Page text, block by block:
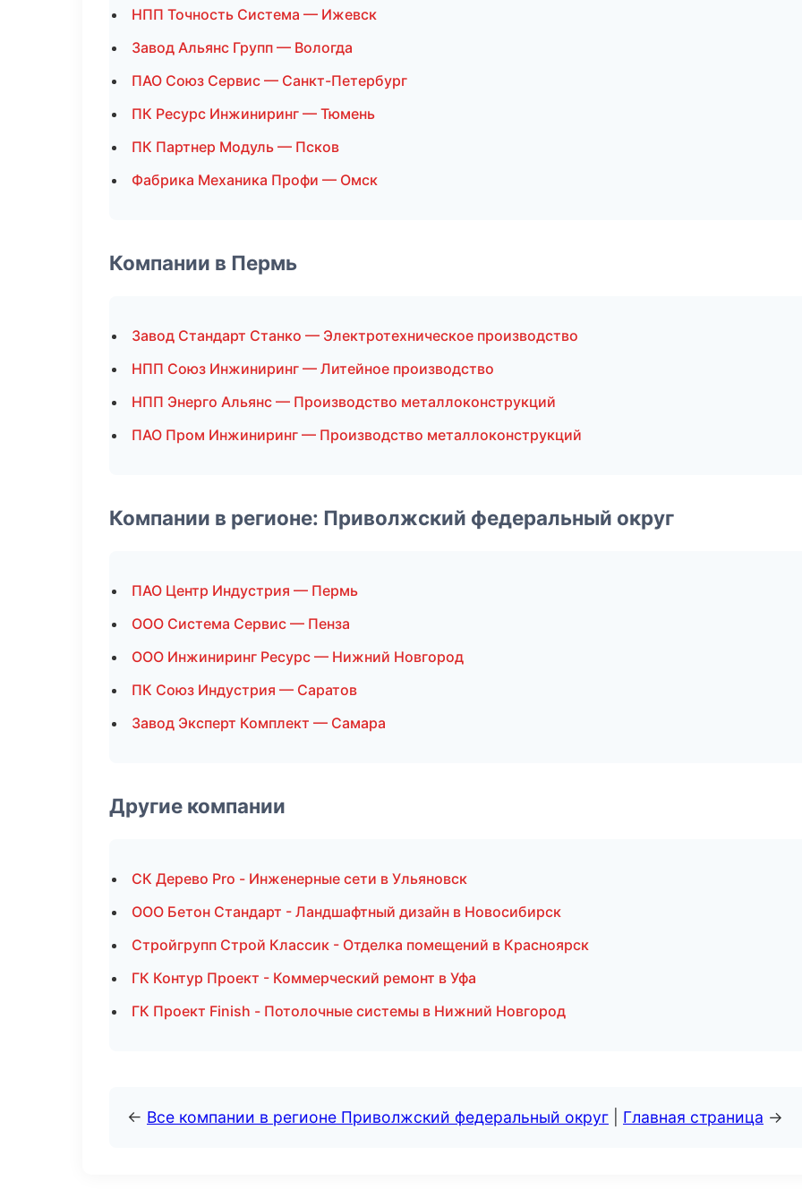
НПП Точность Система — Ижевск
Завод Альянс Групп — Вологда
ПАО Союз Сервис — Санкт-Петербург
ПК Ресурс Инжиниринг — Тюмень
ПК Партнер Модуль — Псков
Фабрика Механика Профи — Омск
Компании в Пермь
Завод Стандарт Станко — Электротехническое производство
НПП Союз Инжиниринг — Литейное производство
НПП Энерго Альянс — Производство металлоконструкций
ПАО Пром Инжиниринг — Производство металлоконструкций
Компании в регионе: Приволжский федеральный округ
ПАО Центр Индустрия — Пермь
ООО Система Сервис — Пенза
ООО Инжиниринг Ресурс — Нижний Новгород
ПК Союз Индустрия — Саратов
Завод Эксперт Комплект — Самара
Другие компании
СК Дерево Pro - Инженерные сети в Ульяновск
ООО Бетон Стандарт - Ландшафтный дизайн в Новосибирск
Стройгрупп Строй Классик - Отделка помещений в Красноярск
ГК Контур Проект - Коммерческий ремонт в Уфа
ГК Проект Finish - Потолочные системы в Нижний Новгород
← Все компании в регионе Приволжский федеральный округ Главная страница →